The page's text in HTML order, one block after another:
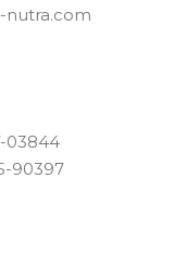
nutra.com
03844
90397